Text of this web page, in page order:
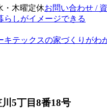
・木曜定休お問い合わせ /
らしがイメージできる
キテックスの家づくりがわ
5丁目8番18号